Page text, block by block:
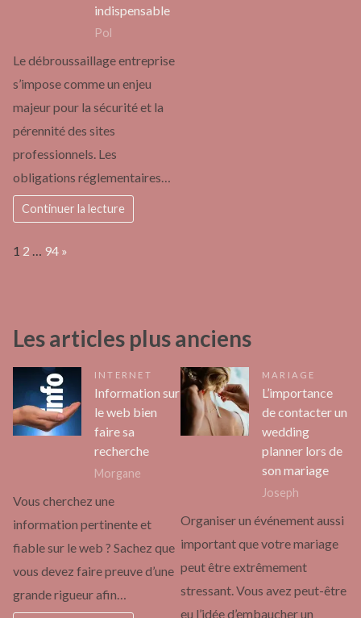
indispensable
Pol
Le débroussaillage entreprise
s’impose comme un enjeu
majeur pour la sécurité et la
pérennité des sites
professionnels. Les
obligations réglementaires…
Continuer la lecture
Page:
1 2 … 94 Next
»
Les articles plus anciens
INTERNET
Information sur
le web bien
faire sa
recherche
Morgane
Vous cherchez une
information pertinente et
fiable sur le web ? Sachez que
vous devez faire preuve d’une
grande rigueur afin…
MARIAGE
L’importance
de contacter un
wedding
planner lors de
son mariage
Joseph
Organiser un événement aussi
important que votre mariage
peut être extrêmement
stressant. Vous avez peut-être
eu l’idée d’embaucher un